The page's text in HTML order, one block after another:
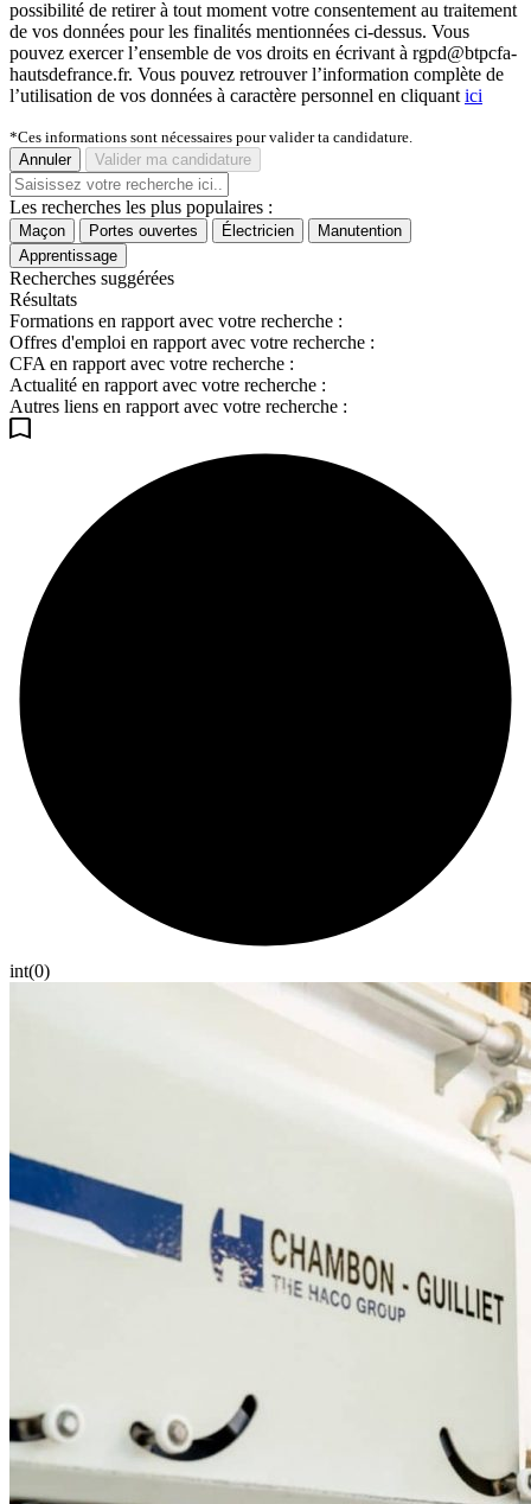
possibilité de retirer à tout moment votre consentement au traitement
de vos données pour les finalités mentionnées ci-dessus. Vous
pouvez exercer l’ensemble de vos droits en écrivant à rgpd@btpcfa-
hautsdefrance.fr. Vous pouvez retrouver l’information complète de
l’utilisation de vos données à caractère personnel en cliquant ici
*Ces informations sont nécessaires pour valider ta candidature.
Annuler
Valider ma candidature
Les recherches les plus populaires :
Maçon Portes ouvertes Électricien
Manutention
Apprentissage
Recherches suggérées
Résultats
Formations en rapport avec votre recherche :
Offres d'emploi en rapport avec votre recherche :
CFA en rapport avec votre recherche :
Actualité en rapport avec votre recherche :
Autres liens en rapport avec votre recherche :
int(0)